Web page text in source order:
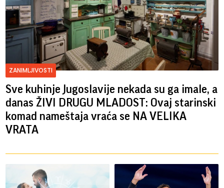
ZANIMLJIVOSTI
Sve kuhinje Jugoslavije nekada su ga imale, a
danas ŽIVI DRUGU MLADOST: Ovaj starinski
komad nameštaja vraća se NA VELIKA
VRATA